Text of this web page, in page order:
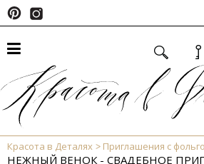
Красота в Деталях Приглашения с
НЕЖНЫЙ ВЕНОК - СВАДЕБНОЕ